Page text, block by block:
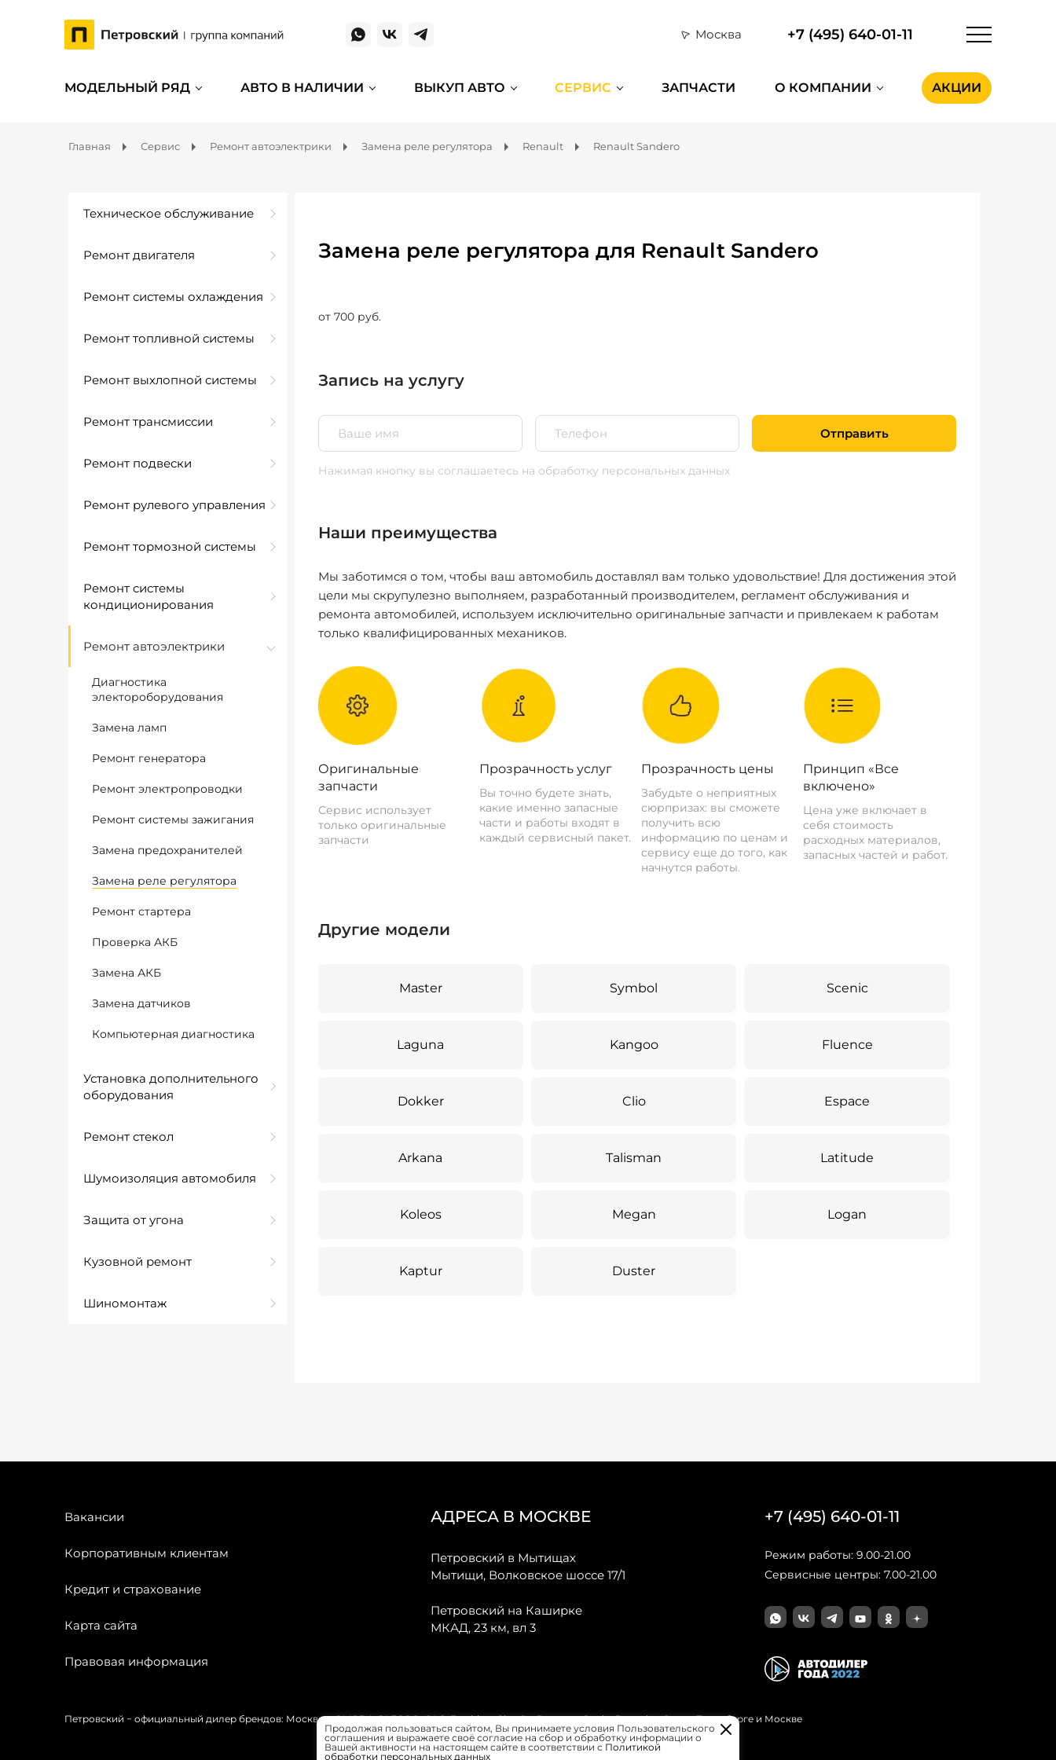
Москва +7 (495) 640-01-11
МОДЕЛЬНЫЙ РЯД АВТО В НАЛИЧИИ ВЫКУП АВТО СЕРВИС ЗАПЧАСТИ О КОМПАНИИ АКЦИИ
Главная Сервис Ремонт автоэлектрики Замена реле регулятора Renault Renault Sandero
Техническое обслуживание
Ремонт двигателя
Ремонт системы охлаждения
Ремонт топливной системы
Ремонт выхлопной системы
Ремонт трансмиссии
Ремонт подвески
Ремонт рулевого управления
Ремонт тормозной системы
Ремонт системы
кондиционирования
Ремонт автоэлектрики
Диагностика
электороборудования
Замена ламп
Ремонт генератора
Ремонт электропроводки
Ремонт системы зажигания
Замена предохранителей
Замена реле регулятора
Ремонт стартера
Проверка АКБ
Замена АКБ
Замена датчиков
Компьютерная диагностика
Установка дополнительного
оборудования
Ремонт стекол
Шумоизоляция автомобиля
Защита от угона
Кузовной ремонт
Шиномонтаж
Замена реле регулятора для Renault Sandero
от 700 руб.
Запись на услугу
Отправить
Нажимая кнопку вы соглашаетесь на обработку персональных данных
Наши преимущества
Мы заботимся о том, чтобы ваш автомобиль доставлял вам только удовольствие! Для достижения этой
цели мы скрупулезно выполняем, разработанный производителем, регламент обслуживания и
ремонта автомобилей, используем исключительно оригинальные запчасти и привлекаем к работам
только квалифицированных механиков.
Оригинальные
запчасти
Сервис использует
только оригинальные
запчасти
Прозрачность услуг
Вы точно будете знать,
какие именно запасные
части и работы входят в
каждый сервисный пакет.
Прозрачность цены
Забудьте о неприятных
сюрпризах: вы сможете
получить всю
информацию по ценам и
сервису еще до того, как
начнутся работы.
Принцип «Все
включено»
Цена уже включает в
себя стоимость
расходных материалов,
запасных частей и работ.
Другие модели
Master Symbol Scenic
Laguna Kangoo Fluence
Dokker Clio Espace
Arkana Talisman Latitude
Koleos Megan Logan
Kaptur Duster
Вакансии
Корпоративным клиентам
Кредит и страхование
Карта сайта
Правовая информация
АДРЕСА В МОСКВЕ
Петровский в Мытищах
Мытищи, Волковское шоссе 17/1
Петровский на Каширке
МКАД, 23 км, вл 3
+7 (495) 640-01-11
Режим работы: 9.00-21.00
Сервисные центры: 7.00-21.00
Петровский − официальный дилер брендов: Москвич, OMODA, JAECOO, GAC, Forthing, Citroёn, Peugeot, Opel и Renault в Санкт-Петербурге и Москве
Продолжая пользоваться сайтом, Вы принимаете условия Пользовательского
соглашения и выражаете своё согласие на сбор и обработку информации о
Вашей активности на настоящем сайте в соответствии с Политикой
обработки персональных данных